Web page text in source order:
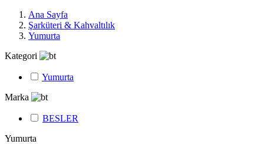
Ana Sayfa
Şarküteri & Kahvaltılık
Yumurta
Kategori
Yumurta
Marka
BESLER
Yumurta